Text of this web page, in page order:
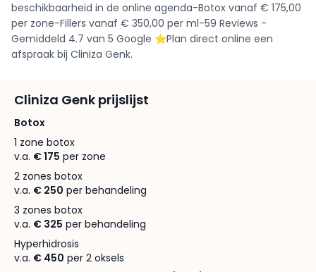
beschikbaarheid in de online agenda-Botox vanaf € 175,00
per zone-Fillers vanaf € 350,00 per ml-59 Reviews -
Gemiddeld 4.7 van 5 Google ⭐️Plan direct online een
afspraak bij Cliniza Genk.
Cliniza Genk prijslijst
Botox
1 zone botox
v.a. € 175 per zone
2 zones botox
v.a. € 250 per behandeling
3 zones botox
v.a. € 325 per behandeling
Hyperhidrosis
v.a. € 450 per 2 oksels